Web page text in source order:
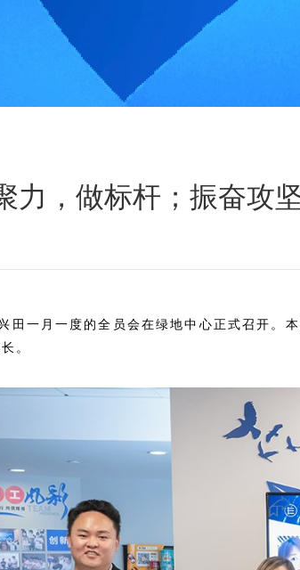
力，做标杆；振奋攻
田一月一度的全员会在绿地中心正式召开。
。